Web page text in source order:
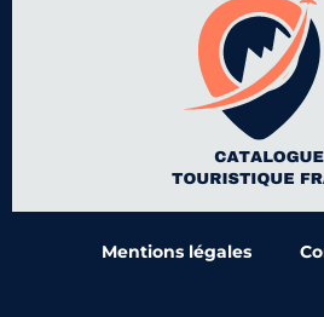
Mentions légales